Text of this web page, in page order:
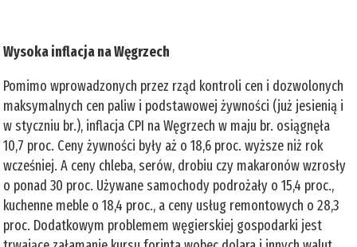
Wysoka inflacja na Węgrzech
Pomimo wprowadzonych przez rząd kontroli cen i dozwolonych
maksymalnych cen paliw i podstawowej żywności (już jesienią i
w styczniu br.), inflacja CPI na Węgrzech w maju br. osiągnęła
10,7 proc. Ceny żywności były aż o 18,6 proc. wyższe niż rok
wcześniej. A ceny chleba, serów, drobiu czy makaronów wzrosły
o ponad 30 proc. Używane samochody podrożały o 15,4 proc.,
kuchenne meble o 18,4 proc., a ceny usług remontowych o 28,3
proc. Dodatkowym problemem węgierskiej gospodarki jest